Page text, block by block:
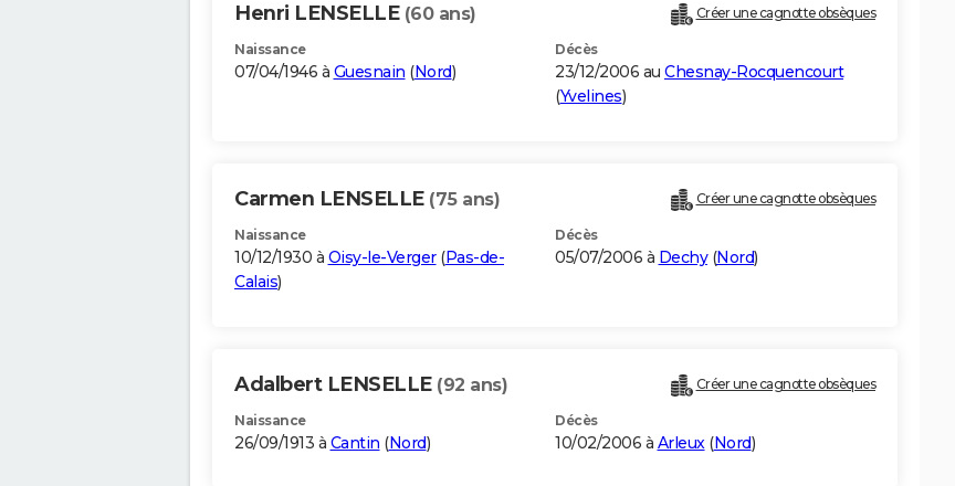
Henri LENSELLE (60 ans) Créer une cagnotte obsèques
Naissance
07/04/1946 à Guesnain (Nord)
Décès
23/12/2006 au Chesnay-Rocquencourt
(Yvelines)
Carmen LENSELLE (75 ans) Créer une cagnotte obsèques
Naissance
10/12/1930 à Oisy-le-Verger(Pas-de-
Calais)
Décès
05/07/2006 à Dechy(Nord)
Adalbert LENSELLE (92 ans) Créer une cagnotte obsèques
Naissance
26/09/1913 à Cantin (Nord)
Décès
10/02/2006 à Arleux(Nord)